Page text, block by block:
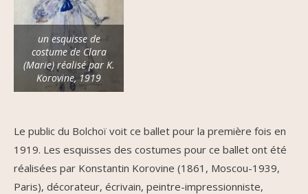
un esquisse de
costume de Clara
(Marie) réalisé par K.
Korovine, 1919
Le public du Bolchoï voit ce ballet pour la première fois en
1919. Les esquisses des costumes pour ce ballet ont été
réalisées par Konstantin Korovine (1861, Moscou-1939,
Paris), décorateur, écrivain, peintre-impressionniste,